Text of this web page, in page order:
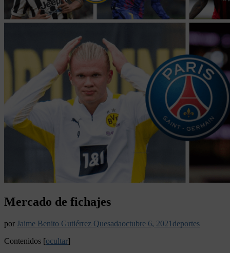
Mercado de fichajes
por Jaime Benito Gutiérrez Quesadaoctubre 6, 2021 deportes
Contenidos [ocultar]